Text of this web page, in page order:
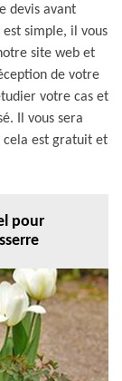
devis avant
simple, il vous
site web et
de votre
votre cas et
Il vous sera
cela est gratuit et
pour